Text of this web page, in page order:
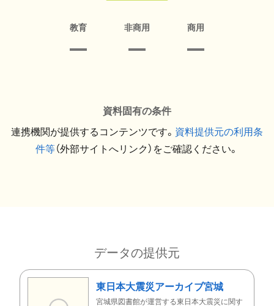
教育 非商用 商用
資料固有の条件
連携機関が提供するコンテンツです。 資料提供元の利用条
件等（外部サイトへリンク）をご確認ください。
データの提供元
東日本大震災アーカイブ宮城
宮城県図書館が運営する東日本大震災に関す